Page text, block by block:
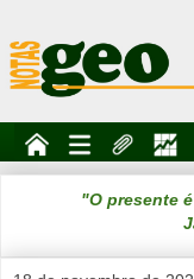
"O presente